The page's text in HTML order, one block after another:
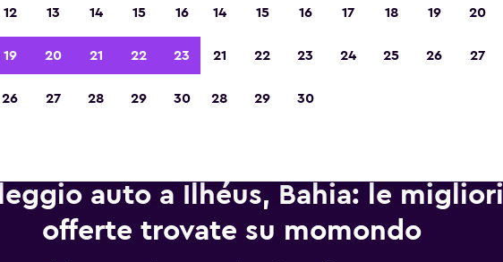
auto a Ilhéus, Bahia: le migliori
offerte trovate su momondo
12 13 14 15 16
19 20 21 22 23
26 27 28 29 30
14 15 16 17 18 19 20
21 22 23 24 25 26 27
28 29 30